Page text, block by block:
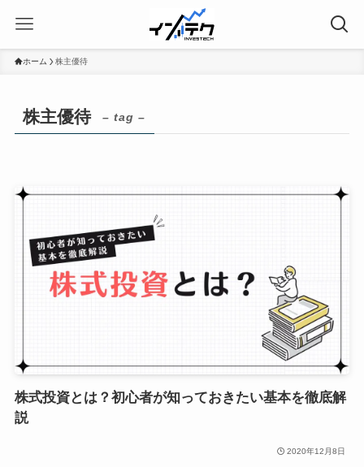
ホーム 株主優待
株主優待 – tag –
株式投資とは？初心者が知っておきたい基本を徹底解
説
2020年12月8日